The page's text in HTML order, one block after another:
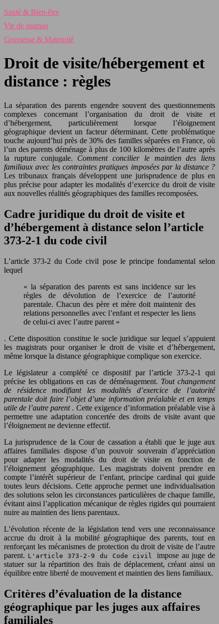
Santé & Bien-être
Vie de maman
Grossesse & Maternité
Droit de visite/hébergement et
distance : règles
La séparation des parents engendre souvent des questionnements
complexes concernant l’organisation du droit de visite et
d’hébergement, particulièrement lorsque l’éloignement
géographique devient un facteur déterminant. Cette problématique
touche aujourd’hui près de 30% des familles séparées en France, où
l’un des parents déménage à plus de 100 kilomètres de l’autre après
la rupture conjugale. Comment concilier le maintien des liens
familiaux avec les contraintes pratiques imposées par la distance ?
Les tribunaux français développent une jurisprudence de plus en
plus précise pour adapter les modalités d’exercice du droit de visite
aux nouvelles réalités géographiques des familles recomposées.
Cadre juridique du droit de visite et
d’hébergement à distance selon l’article
373-2-1 du code civil
L’article 373-2 du Code civil pose le principe fondamental selon
lequel
« la séparation des parents est sans incidence sur les
règles de dévolution de l’exercice de l’autorité
parentale. Chacun des père et mère doit maintenir des
relations personnelles avec l’enfant et respecter les liens
de celui-ci avec l’autre parent »
. Cette disposition constitue le socle juridique sur lequel s’appuient
les magistrats pour organiser le droit de visite et d’hébergement,
même lorsque la distance géographique complique son exercice.
Le législateur a complété ce dispositif par l’article 373-2-1 qui
précise les obligations en cas de déménagement. Tout changement
de résidence modifiant les modalités d’exercice de l’autorité
parentale doit faire l’objet d’une information préalable et en temps
utile de l’autre parent . Cette exigence d’information préalable vise à
permettre une adaptation concertée des droits de visite avant que
l’éloignement ne devienne effectif.
La jurisprudence de la Cour de cassation a établi que le juge aux
affaires familiales dispose d’un pouvoir souverain d’appréciation
pour adapter les modalités du droit de visite en fonction de
l’éloignement géographique. Les magistrats doivent prendre en
compte l’intérêt supérieur de l’enfant, principe cardinal qui guide
toutes leurs décisions. Cette approche permet une individualisation
des solutions selon les circonstances particulières de chaque famille,
évitant ainsi l’application mécanique de règles rigides qui pourraient
nuire au maintien des liens parentaux.
L’évolution récente de la législation tend vers une reconnaissance
accrue du droit à la mobilité géographique des parents, tout en
renforçant les mécanismes de protection du droit de visite de l’autre
parent. L'article 373-2-9 du Code civilimpose au juge de
statuer sur la répartition des frais de déplacement, créant ainsi un
équilibre entre liberté de mouvement et maintien des liens familiaux.
Critères d’évaluation de la distance
géographique par les juges aux affaires
familiales